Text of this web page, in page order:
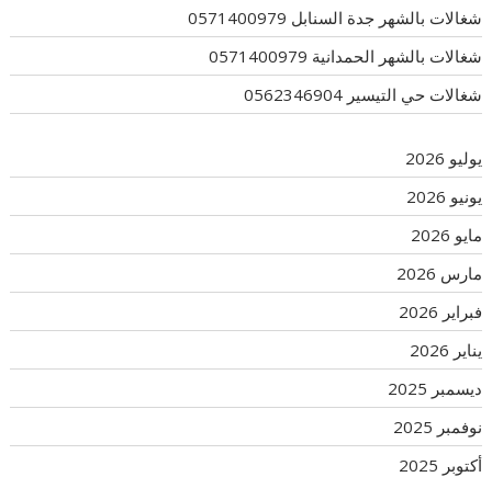
شغالات بالشهر جدة السنابل 0571400979
شغالات بالشهر الحمدانية 0571400979
شغالات حي التيسير 0562346904
يوليو 2026
يونيو 2026
مايو 2026
مارس 2026
فبراير 2026
يناير 2026
ديسمبر 2025
نوفمبر 2025
أكتوبر 2025